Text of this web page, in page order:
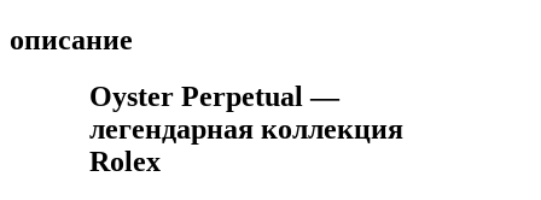
описание
Oyster Perpetual —
легендарная коллекция
Rolex